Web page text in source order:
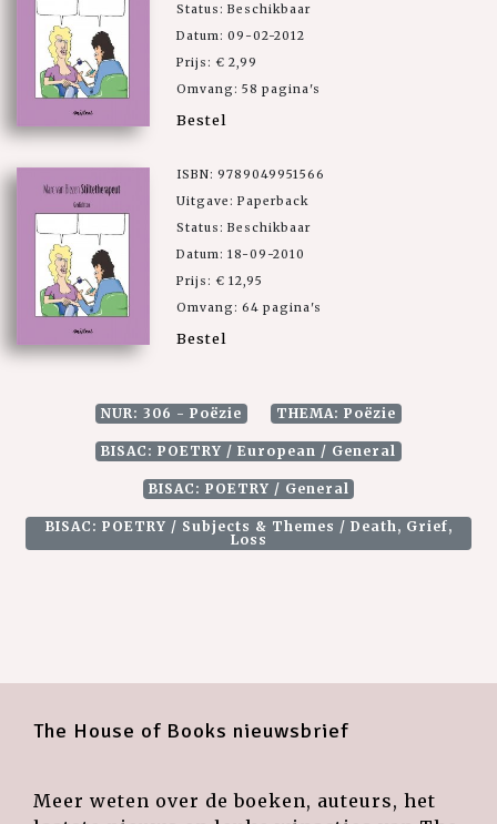
Status: Beschikbaar
Datum: 09-02-2012
Prijs: € 2,99
Omvang: 58 pagina's
Bestel
ISBN: 9789049951566
Uitgave: Paperback
Status: Beschikbaar
Datum: 18-09-2010
Prijs: € 12,95
Omvang: 64 pagina's
Bestel
NUR: 306 - Poëzie THEMA: Poëzie
BISAC: POETRY / European / General
BISAC: POETRY / General
BISAC: POETRY / Subjects & Themes / Death, Grief,
Loss
The House of Books nieuwsbrief
Meer weten over de boeken, auteurs, het